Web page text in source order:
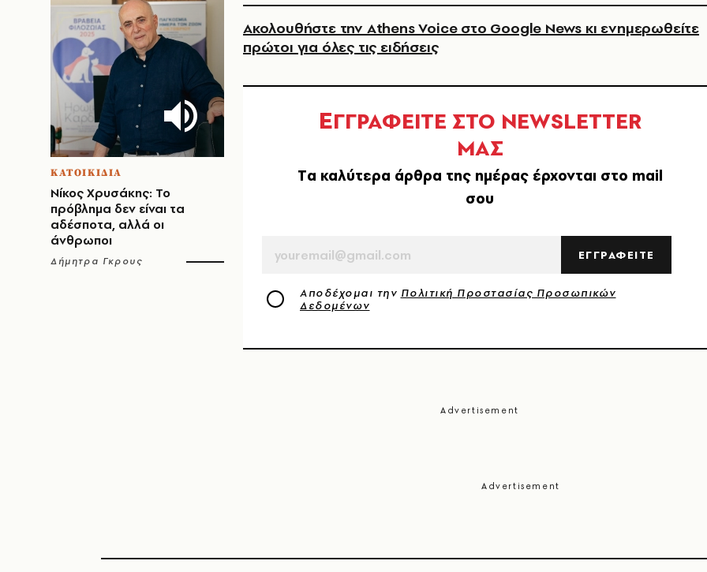
ΚΑΤΟΙΚΙΔΙΑ
Νίκος Χρυσάκης: Το
πρόβλημα δεν είναι τα
αδέσποτα, αλλά οι
άνθρωποι
Δήμητρα Γκρους
Ακολουθήστε την Athens Voice στο Google News κι ενημερωθείτε
πρώτοι για όλες τις ειδήσεις
ΕΓΓΡΑΦΕΙΤΕ ΣΤΟ NEWSLETTER
ΜΑΣ
Tα καλύτερα άρθρα της ημέρας έρχονται στο mail
σου
ΕΓΓΡΑΦΕΙΤΕ
Αποδέχομαι την Πολιτική Προστασίας Προσωπικών
Δεδομένων